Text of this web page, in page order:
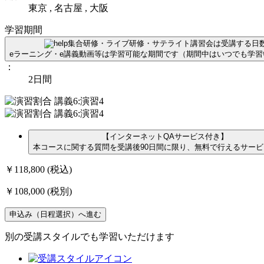
東京 , 名古屋 , 大阪
学習期間
集合研修・ライブ研修・サテライト講習会は受講する日
eラーニング・e講義動画等は学習可能な期間です（期間中はいつでも学習
：
2日間
【インターネットQAサービス付き】
本コースに関する質問を受講後90日間に限り、無料で行えるサービ
￥118,800 (税込)
￥108,000 (税別)
申込み（日程選択）へ進む
別の受講スタイルでも学習いただけます